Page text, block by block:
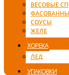
ВЕСОВЫЕ
СОУСЫ
ЖЕЛЕ
ХОРЕКА
ЛЕД
УПАКОВКИ